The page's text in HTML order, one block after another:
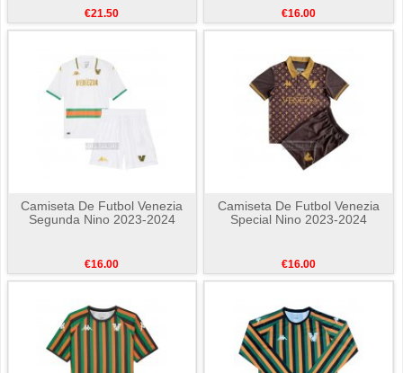
€21.50 €16.00
Camiseta De Futbol Venezia
Segunda Nino 2023-2024
€16.00
Camiseta De Futbol Venezia
Special Nino 2023-2024
€16.00